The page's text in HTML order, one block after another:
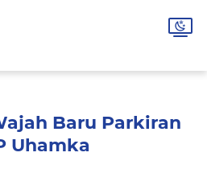
Baru Parkiran
Uhamka